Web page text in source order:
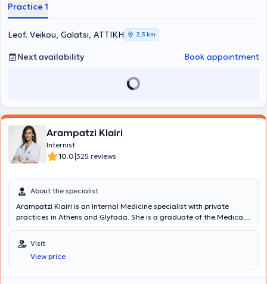
Practice 1
Leof. Veikou, Galatsi, ΑΤΤΙΚΗ 2,5 km
Next availability Book appointment
Arampatzi Klairi
Internist
10.0|325 reviews
About the specialist
Arampatzi Klairi is an Internal Medicine specialist with private
practices in Athens and Glyfada. She is a graduate of the Medical
with postgraduate studies in Clinical Nutrition at Harokopio
University and clinical research experience at the Medical School of
Harvard University. She works as an attending physician at the 2nd
Internal Medicine - Infectious Diseases Clinic of Hygeia Hospital. A
Visit
View price